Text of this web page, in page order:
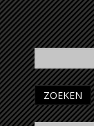
ZOEKEN